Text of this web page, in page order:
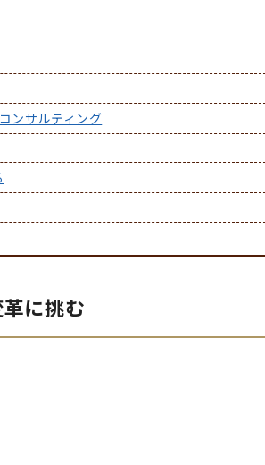
ンサルティング
に挑む